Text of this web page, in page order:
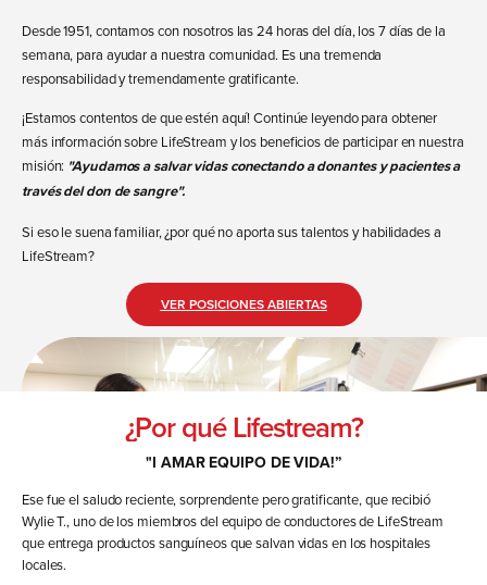
Desde 1951, contamos con nosotros las 24 horas del día, los 7 días de la
semana, para ayudar a nuestra comunidad. Es una tremenda
responsabilidad y tremendamente gratificante.
¡Estamos contentos de que estén aquí! Continúe leyendo para obtener
más información sobre LifeStream y los beneficios de participar en nuestra
misión: "Ayudamos a salvar vidas conectando a donantes y pacientes a
través del don de sangre".
Si eso le suena familiar, ¿por qué no aporta sus talentos y habilidades a
LifeStream?
VER POSICIONES ABIERTAS
¿Por qué Lifestream?
"I AMAR EQUIPO DE VIDA!”
Ese fue el saludo reciente, sorprendente pero gratificante, que recibió
Wylie T., uno de los miembros del equipo de conductores de LifeStream
que entrega productos sanguíneos que salvan vidas en los hospitales
locales.